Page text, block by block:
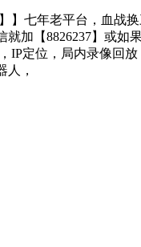
】七年老平台，血战
就加【8826237】或如
IP定位，局内录像回
人，